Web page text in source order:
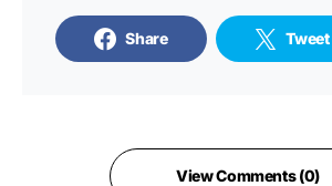
Share Tweet
View Comments (0)